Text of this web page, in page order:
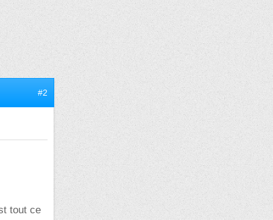
#2
tout ce